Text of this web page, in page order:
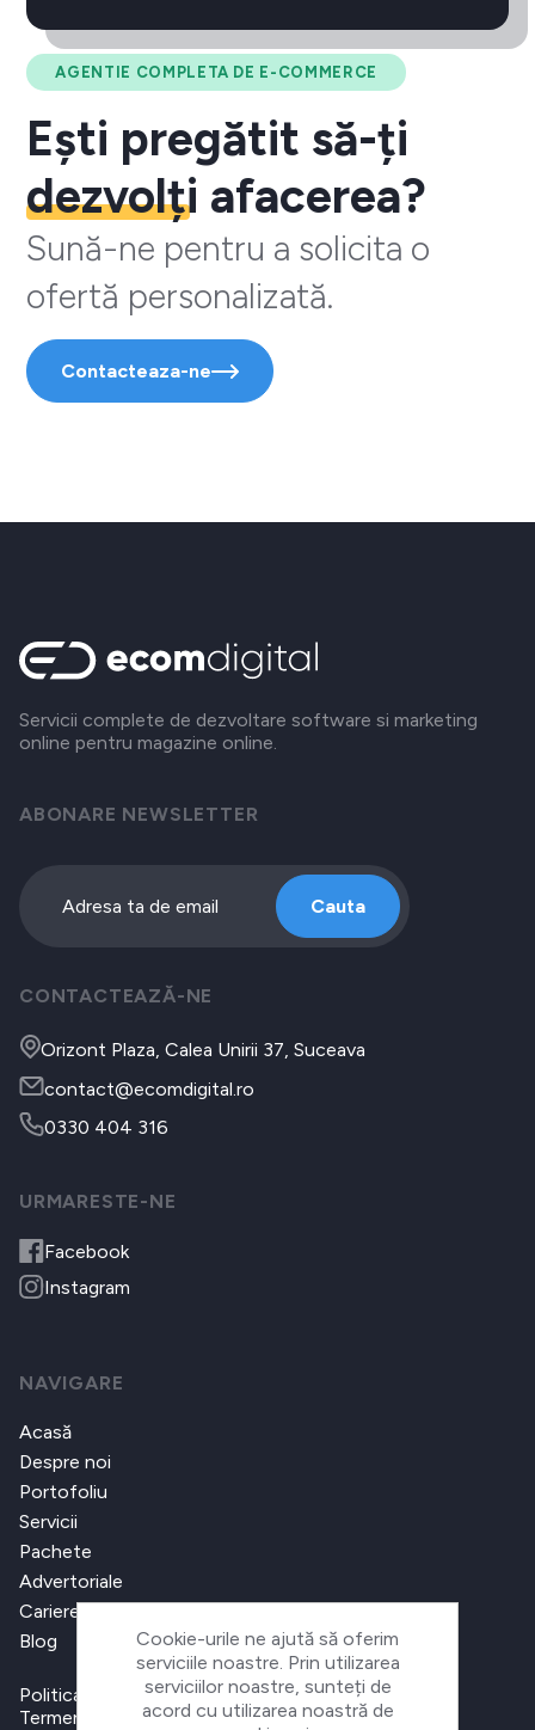
AGENTIE COMPLETA DE E-COMMERCE
Ești pregătit să-ți
dezvolți afacerea?
Sună-ne pentru a solicita o
ofertă personalizată.
Contacteaza-ne
Servicii complete de dezvoltare software si marketing
online pentru magazine online.
ABONARE NEWSLETTER
Cauta
CONTACTEAZĂ-NE
Orizont Plaza, Calea Unirii 37, Suceava
contact@ecomdigital.ro
0330 404 316
URMARESTE-NE
Facebook
Instagram
NAVIGARE
Acasă
Despre noi
Portofoliu
Servicii
Pachete
Advertoriale
Cariere
Blog
Politica de confidențialitate
Termeni și condiții
Cookie-urile ne ajută să oferim
serviciile noastre. Prin utilizarea
serviciilor noastre, sunteți de
acord cu utilizarea noastră de